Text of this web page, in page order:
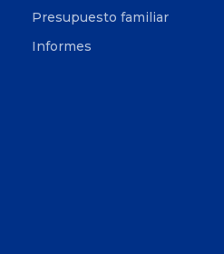
Presupuesto familiar
Informes